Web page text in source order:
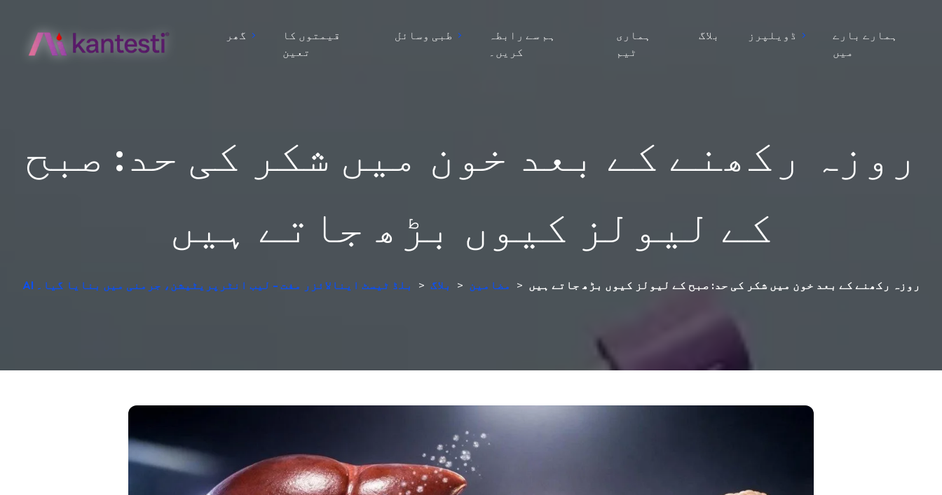
گھر
قیمتوں کا
تعین
طبی وسائل
ہم سے رابطہ
کریں۔
ہماری
ٹیم
بلاگ ڈویلپرز
ہمارے بارے
میں
روزہ رکھنے کے بعد خون میں شکر کی حد: صبح
کے لیولز کیوں بڑھ جاتے ہیں
AI بلڈ ٹیسٹ اینالائزر مفت - لیب انٹرپریٹیشن، جرمنی میں بنایا گیا۔ > بلاگ > مضامین > روزہ رکھنے کے بعد خون میں شکر کی حد: صبح کے لیولز کیوں بڑھ جاتے ہیں